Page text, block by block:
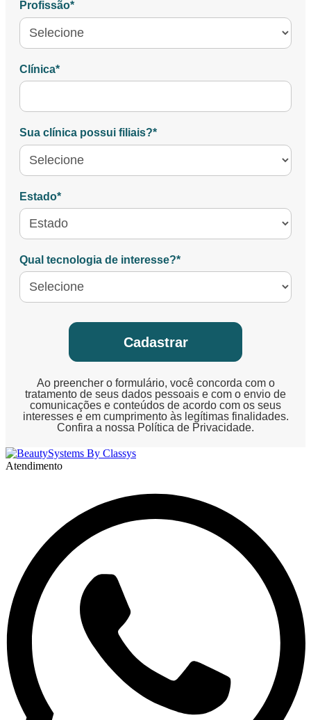
Profissão*
Clínica*
Sua clínica possui filiais?*
Estado*
Qual tecnologia de interesse?*
Cadastrar
Ao preencher o formulário, você concorda com o
tratamento de seus dados pessoais e com o envio de
comunicações e conteúdos de acordo com os seus
interesses e em cumprimento às legítimas finalidades.
Confira a nossa Política de Privacidade.
Atendimento